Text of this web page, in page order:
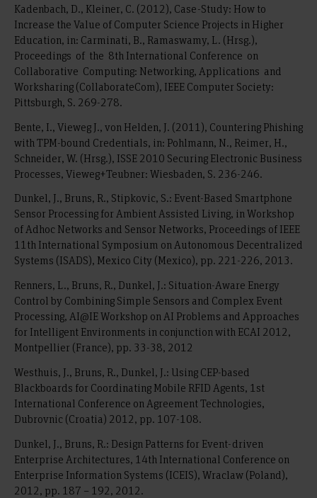
Kadenbach, D., Kleiner, C. (2012), Case-Study: How to
Increase the Value of Computer Science Projects in Higher
Education, in: Carminati, B., Ramaswamy, L. (Hrsg.),
Proceedings of the 8th International Conference on
Collaborative Computing: Networking, Applications and
Worksharing (CollaborateCom), IEEE Computer Society:
Pittsburgh, S. 269-278.
Bente, I., Vieweg J., von Helden, J. (2011), Countering Phishing
with TPM-bound Credentials, in: Pohlmann, N., Reimer, H.,
Schneider, W. (Hrsg.), ISSE 2010 Securing Electronic Business
Processes, Vieweg+Teubner: Wiesbaden, S. 236-246.
Dunkel, J., Bruns, R., Stipkovic, S.: Event-Based Smartphone
Sensor Processing for Ambient Assisted Living, in Workshop
of Adhoc Networks and Sensor Networks, Proceedings of IEEE
11th International Symposium on Autonomous Decentralized
Systems (ISADS), Mexico City (Mexico), pp. 221-226, 2013.
Renners, L., Bruns, R., Dunkel, J.: Situation-Aware Energy
Control by Combining Simple Sensors and Complex Event
Processing, AI@IE Workshop on AI Problems and Approaches
for Intelligent Environments in conjunction with ECAI 2012,
Montpellier (France), pp. 33-38, 2012
Westhuis, J., Bruns, R., Dunkel, J.: Using CEP-based
Blackboards for Coordinating Mobile RFID Agents, 1st
International Conference on Agreement Technologies,
Dubrovnic (Croatia) 2012, pp. 107-108.
Dunkel, J., Bruns, R.: Design Patterns for Event-driven
Enterprise Architectures, 14th International Conference on
Enterprise Information Systems (ICEIS), Wraclaw (Poland),
2012, pp. 187 – 192, 2012.